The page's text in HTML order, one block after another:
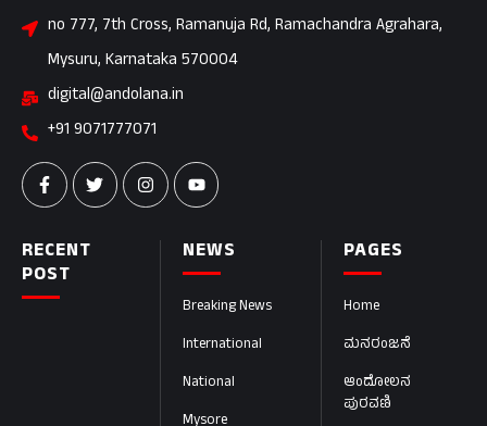
PAGES
Home
ಮನರಂಜನೆ
ಆಂದೋಲನ
ಪುರವಣಿ
NEWS
Breaking News
International
National
RECENT
POST
no 777, 7th Cross, Ramanuja Rd, Ramachandra Agrahara,
Mysuru, Karnataka 570004
digital@andolana.in
+91 9071777071